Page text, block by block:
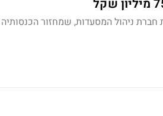
חברת ניהול המסעדות, שמחזור